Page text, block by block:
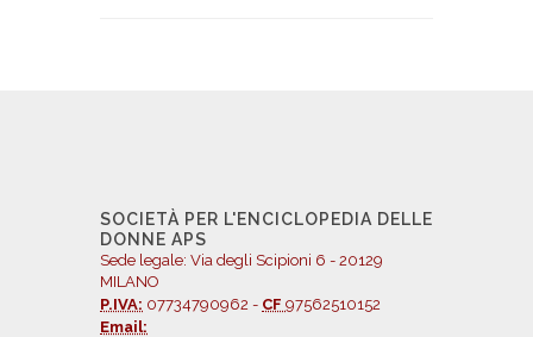
SOCIETÀ PER L'ENCICLOPEDIA DELLE
DONNE APS
Sede legale: Via degli Scipioni 6 - 20129
MILANO
P.IVA: 07734790962 - CF 97562510152
Email: